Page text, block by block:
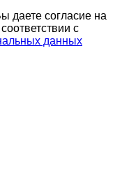
даете согласие на
с
данных